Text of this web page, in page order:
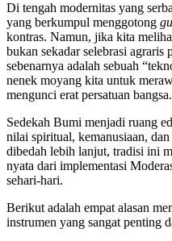
Di tengah modernitas yang
yang berkumpul menggotong
kontras. Namun, jika kita
bukan sekadar selebrasi agraris
sebenarnya adalah sebuah
nenek moyang kita untuk
mengunci erat persatuan bangsa.
Sedekah Bumi menjadi ruang
nilai spiritual, kemanusiaan,
dibedah lebih lanjut, tradisi ini
nyata dari implementasi
sehari-hari.
Berikut adalah empat alasan
instrumen yang sangat penting